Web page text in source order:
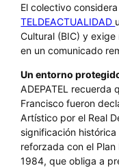
El colectivo
TELDEACTUALIDAD
Cultural (BIC) y
en un comunicado
Un entorno
ADEPATEL recuerda
Francisco fueron
Artístico por el Real
significación
reforzada con el
1984, que obliga a